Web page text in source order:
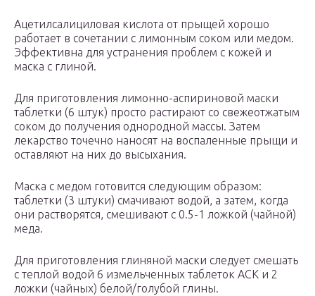
Ацетилсалициловая кислота от прыщей хорошо
работает в сочетании с лимонным соком или медом.
Эффективна для устранения проблем с кожей и
маска с глиной.
Для приготовления лимонно-аспириновой маски
таблетки (6 штук) просто растирают со свежеотжатым
соком до получения однородной массы. Затем
лекарство точечно наносят на воспаленные прыщи и
оставляют на них до высыхания.
Маска с медом готовится следующим образом:
таблетки (3 штуки) смачивают водой, а затем, когда
они растворятся, смешивают с 0.5-1 ложкой (чайной)
меда.
Для приготовления глиняной маски следует смешать
с теплой водой 6 измельченных таблеток АСК и 2
ложки (чайных) белой/голубой глины.